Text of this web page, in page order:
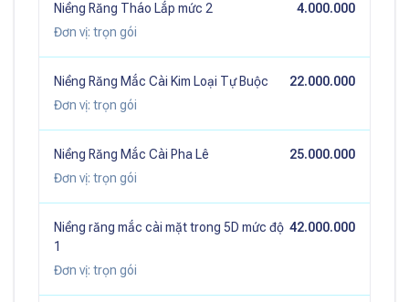
Niềng Răng Tháo Lắp mức 2
4.000.000
Đơn vị: trọn gói
Niềng Răng Mắc Cài Kim Loại Tự Buộc
22.000.000
Đơn vị: trọn gói
Niềng Răng Mắc Cài Pha Lê
25.000.000
Đơn vị: trọn gói
Niềng răng mắc cài mặt trong 5D mức độ
1
42.000.000
Đơn vị: trọn gói